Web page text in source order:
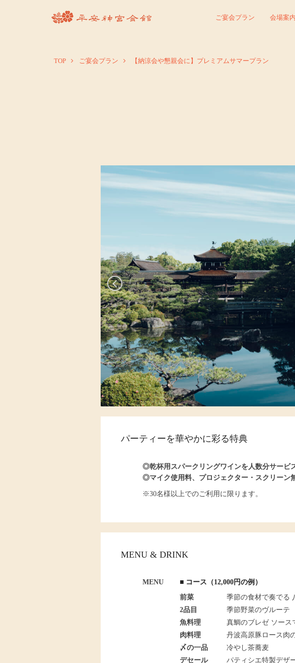
ご宴会プラン 会場案内
TOP ご宴会プラン 【納涼会や懇親会に】プレミアムサマープラン
パーティーを華やかに彩る特典
◎乾杯用スパークリングワインを人数分サービ
◎マイク使用料、プロジェクター・スクリーン
※30名様以上でのご利用に限ります。
MENU & DRINK
MENU
■ コース（12,000円の例）
前菜
季節の食材で奏でる
2品目
季節野菜のヴルーテ
魚料理
真鯛のブレゼ ソース
肉料理
丹波高原豚ロース肉
〆の一品
冷やし茶蕎麦
デセール
パティシエ特製デザ